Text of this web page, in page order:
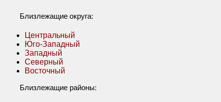
Близлежащие округа:
Центральный
Юго-Западный
Западный
Северный
Восточный
Близлежащие районы: